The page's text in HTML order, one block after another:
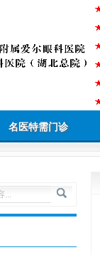
名医特需门诊